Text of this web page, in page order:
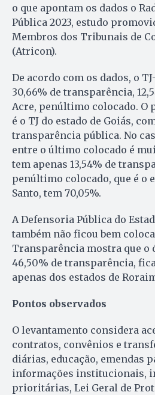
o que apontam os dados o
Pública 2023, estudo
Membros dos Tribunais de
(Atricon).
De acordo com os dados, o
30,66% de transparência,
Acre, penúltimo colocado.
é o TJ do estado de Goiás,
transparência pública. No
entre o último colocado é
tem apenas 13,54% de
penúltimo colocado, que é o
Santo, tem 70,05%.
A Defensoria Pública do
também não ficou bem
Transparência mostra que o
46,50% de transparência,
apenas dos estados de
Pontos observados
O levantamento considera
contratos, convênios e
diárias, educação, emendas
informações institucionais,
prioritárias, Lei Geral de